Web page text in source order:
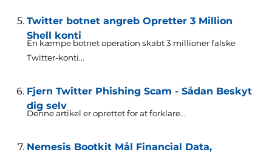
Twitter botnet angreb Opretter 3 Million
Shell konti
En kæmpe botnet operation skabt 3 millioner falske
Twitter-konti...
Fjern Twitter Phishing Scam - Sådan Beskyt
dig selv
Denne artikel er oprettet for at forklare...
Nemesis Bootkit Mål Financial Data,